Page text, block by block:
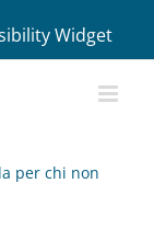
Widget
per chi non